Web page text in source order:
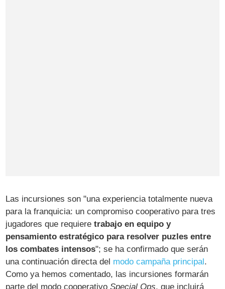
Las incursiones son "una experiencia totalmente nueva
para la franquicia: un compromiso cooperativo para tres
jugadores que requieretrabajo en equipo y
pensamiento estratégico para resolver puzles entre
los combates intensos"; se ha confirmado que serán
una continuación directa del modo campaña principal .
Como ya hemos comentado, las incursiones formarán
parte del modo cooperativoSpecial Ops, que incluirá